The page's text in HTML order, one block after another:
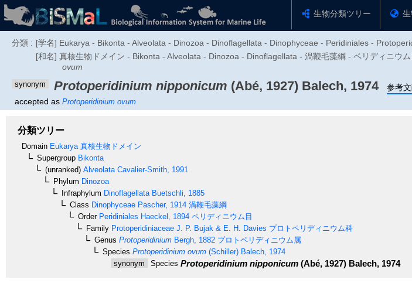
生物分類ツリー
分類 : [学名] Eukarya - Bikonta - Alveolata - Dinozoa - Dinoflagellata - Dinophyceae - Peridiniales -
[和名] 真核生物ドメイン - Bikonta - Alveolata - Dinozoa - Dinoflagellata - 渦鞭毛藻綱 - ペリディニウ
ovum
synonym Protoperidinium nipponicum (Abé, 1927) Balech, 1974
accepted as Protoperidinium ovum
参考
分類ツリー
Domain Eukarya真核生物ドメイン
Supergroup Bikonta
(unranked) AlveolataCavalier-Smith, 1991
Phylum Dinozoa
Infraphylum DinoflagellataBuetschli, 1885
Class Dinophyceae Pascher, 1914 渦鞭毛藻綱
OrderPeridiniales Haeckel, 1894 ペリディニウム目
Family Protoperidiniaceae J. P. Bujak & E. H. Davies プロトペリディニウム科
Genus Protoperidinium Bergh, 1882 プロトペリディニウム属
Species Protoperidinium ovum (Schiller) Balech, 1974
synonym
Species Protoperidinium nipponicum (Abé, 1927) Balech, 1974